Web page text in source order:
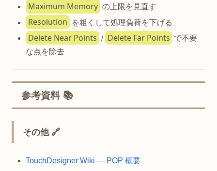
Maximum Memory の上限を見直す
Resolution を粗くして処理負荷を下げる
Delete Near Points / Delete Far Points で不要
な点を除去
参考資料 📚
その他 🔗
TouchDesigner Wiki — POP 概要